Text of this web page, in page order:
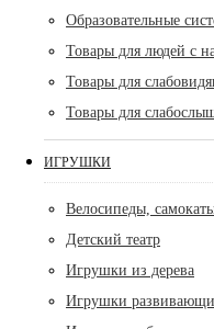
Образовательные
Товары для людей с
Товары для
Товары для
ИГРУШКИ
Велосипеды,
Детский театр
Игрушки из дерева
Игрушки